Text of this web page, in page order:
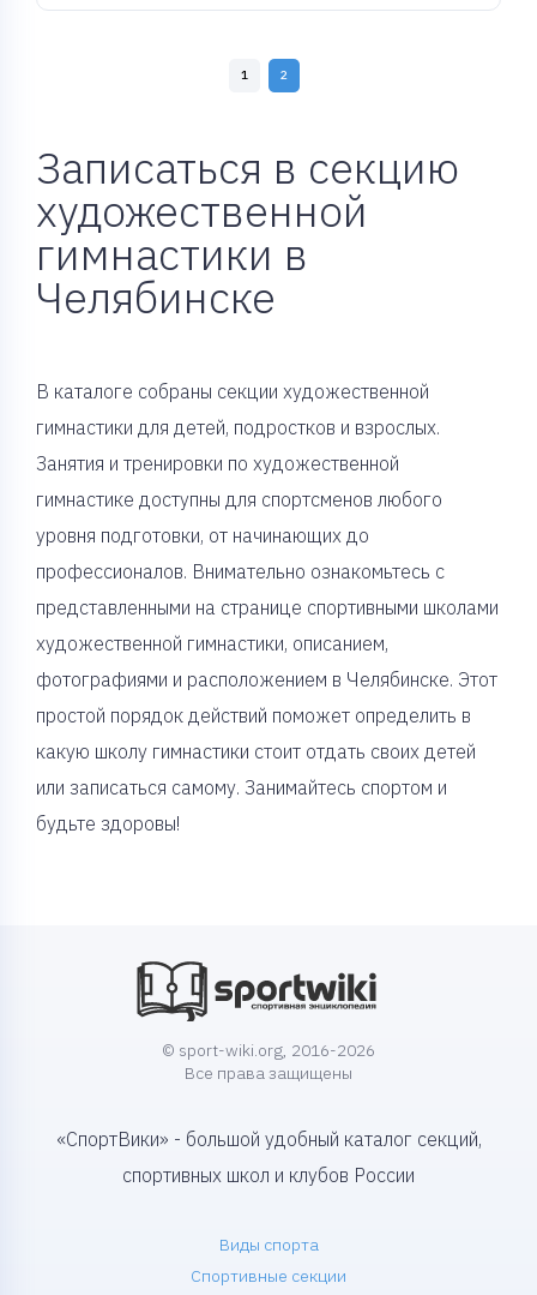
1 2
Записаться в секцию
художественной
гимнастики в
Челябинске
В каталоге собраны секции художественной
гимнастики для детей, подростков и взрослых.
Занятия и тренировки по художественной
гимнастике доступны для спортсменов любого
уровня подготовки, от начинающих до
профессионалов. Внимательно ознакомьтесь с
представленными на странице спортивными школами
художественной гимнастики, описанием,
фотографиями и расположением в Челябинске. Этот
простой порядок действий поможет определить в
какую школу гимнастики стоит отдать своих детей
или записаться самому. Занимайтесь спортом и
будьте здоровы!
© sport-wiki.org, 2016-2026
Все права защищены
«СпортВики» - большой удобный каталог секций,
спортивных школ и клубов России
Виды спорта
Спортивные секции